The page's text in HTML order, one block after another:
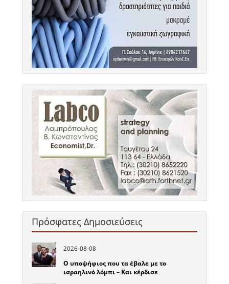
Πρόσφατες Δημοσιεύσεις
2026-08-08
Ο υποψήφιος που τα έβαλε με το
ισραηλινό λόμπι – Και κέρδισε